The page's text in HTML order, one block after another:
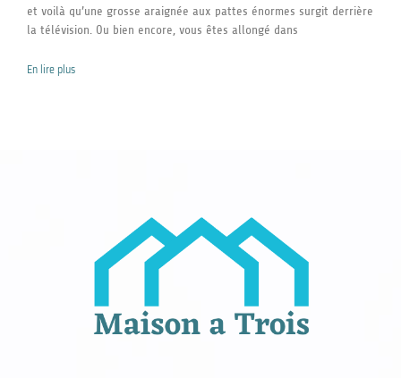
et voilà qu’une grosse araignée aux pattes énormes surgit derrière
la télévision. Ou bien encore, vous êtes allongé dans
En lire plus